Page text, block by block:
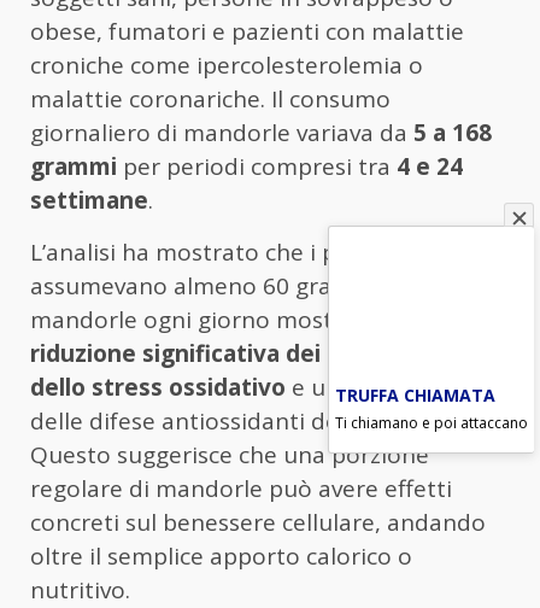
obese, fumatori e pazienti con malattie
croniche come ipercolesterolemia o
malattie coronariche. Il consumo
giornaliero di mandorle variava da 5 a 168
grammi per periodi compresi tra 4 e 24
settimane.
L’analisi ha mostrato che i partecipanti che
assumevano almeno 60 grammi di
mandorle ogni giorno mostravano
riduzione significativa dei biomarcatori
dello stress ossidativo e un miglioramento
delle difese antiossidanti dell’organismo.
Questo suggerisce che una porzione
regolare di mandorle può avere effetti
concreti sul benessere cellulare, andando
oltre il semplice apporto calorico o
nutritivo.
TRUFFA CHIAMATA
Ti chiamano e poi attaccano